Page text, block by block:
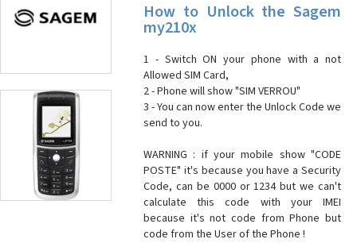
How to Unlock the Sagem
my210x
1 - Switch ON your phone with a not
Allowed SIM Card,
2 - Phone will show "SIM VERROU"
3 - You can now enter the Unlock Code we
send to you.
WARNING : if your mobile show "CODE
POSTE" it's because you have a Security
Code, can be 0000 or 1234 but we can't
calculate this code with your IMEI
because it's not code from Phone but
code from the User of the Phone !